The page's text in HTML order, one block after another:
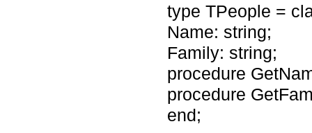
type TPeople =
Name: string;
Family: string;
procedure
procedure